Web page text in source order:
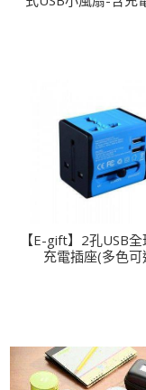
【E-gift】2孔USB
充電插座(多色可